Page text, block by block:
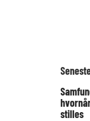
stilles